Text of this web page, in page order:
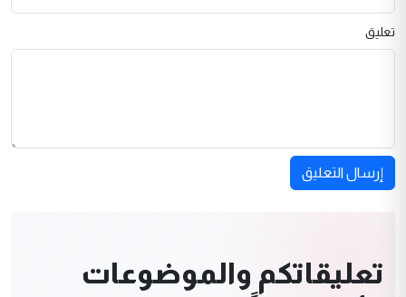
تعليق
إرسال التعليق
تعليقاتكم والموضوعات